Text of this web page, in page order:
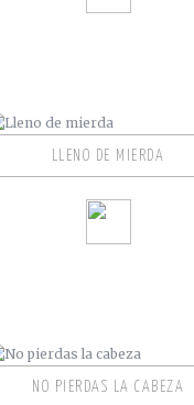
LLENO DE MIERDA
NO PIERDAS LA CABEZA